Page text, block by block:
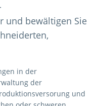
und bewältigen Sie
in der
der
und